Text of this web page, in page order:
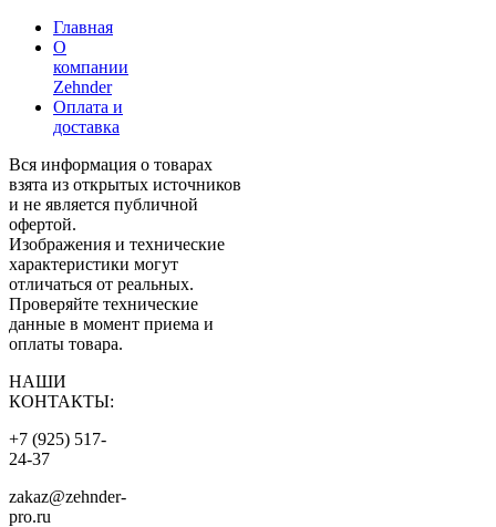
Главная
О
компании
Zehnder
Оплата и
доставка
Вся информация о товарах
взята из открытых источников
и не является публичной
офертой.
Изображения и технические
характеристики могут
отличаться от реальных.
Проверяйте технические
данные в момент приема и
оплаты товара.
НАШИ
КОНТАКТЫ:
+7 (925) 517-
24-37
zakaz@zehnder-
pro.ru